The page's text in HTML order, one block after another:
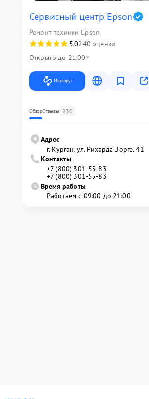
Сервисный центр Epson
Ремонт техники Epson
5,0240 оценки
Открыто до 21:00
Маршрут
ОбзорОтзывы 230
Адрес
г. Курган, ул. Рихарда Зорге, 41
Контакты
+7 (800) 301-55-83
+7 (800) 301-55-83
Время работы
Работаем с 09:00 до 21:00